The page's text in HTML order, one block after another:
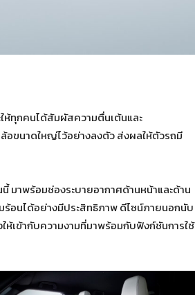
ทุกคนได้สัมผัสความตื่นเต้นและ
ขนาดใหญ่ไว้อย่างลงตัว ส่งผลให้ตัวรถมี
มาพร้อมช่องระบายอากาศด้านหน้าและด้าน
ร้อนได้อย่างมีประสิทธิภาพ ดีไซน์ภายนอกนับ
ห้เข้ากับความงามที่มาพร้อมกับฟังก์ชันการใช้